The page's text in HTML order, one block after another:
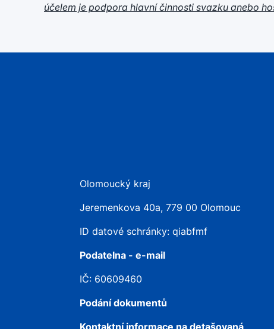
účelem je podpora hlavní činnosti svazku anebo
Olomoucký kraj
Jeremenkova 40a, 779 00 Olomouc
ID datové schránky: qiabfmf
Podatelna - e-mail
IČ: 60609460
Podání dokumentů
Kontaktní informace na detašovaná